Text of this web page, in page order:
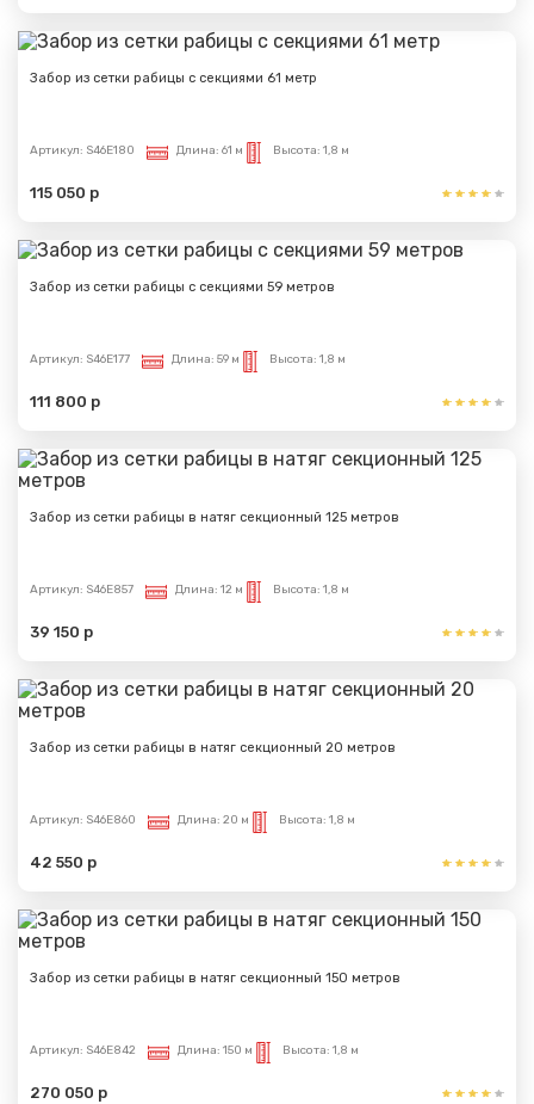
Забор из сетки рабицы с секциями 61 метр
Артикул: S46E180 Длина: 61 м Высота: 1,8 м
115 050 р
Забор из сетки рабицы с секциями 59 метров
Артикул: S46E177 Длина: 59 м Высота: 1,8 м
111 800 р
Забор из сетки рабицы в натяг секционный 125 метров
Артикул: S46E857 Длина: 12 м Высота: 1,8 м
39 150 р
Забор из сетки рабицы в натяг секционный 20 метров
Артикул: S46E860 Длина: 20 м Высота: 1,8 м
42 550 р
Забор из сетки рабицы в натяг секционный 150 метров
Артикул: S46E842 Длина: 150 м Высота: 1,8 м
270 050 р
Сообщение успешно
Спасибо за обращение, наш специалист свяжется с